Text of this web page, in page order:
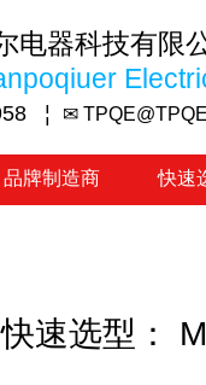
电器科技有限
¦ ✉
品牌制造商 快速
快速选型：